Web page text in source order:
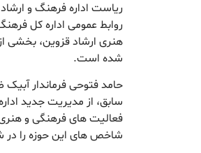
ریاست اداره فرهنگ و
روابط عمومی اداره کل
هنری ارشاد قزوین، بخشی
شده است.
حامد فتوحی فرماندار
سابق، از مدیریت جدید
فعالیت های فرهنگی و
شاخص های این حوزه را